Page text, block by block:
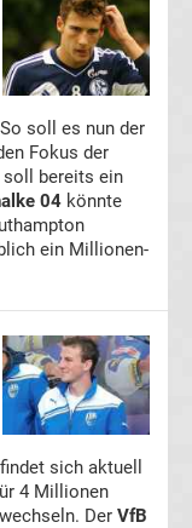
soll es nun der
Fokus der
soll bereits ein
04 könnte
ein Millionen-
sich aktuell
4 Millionen
Der VfB